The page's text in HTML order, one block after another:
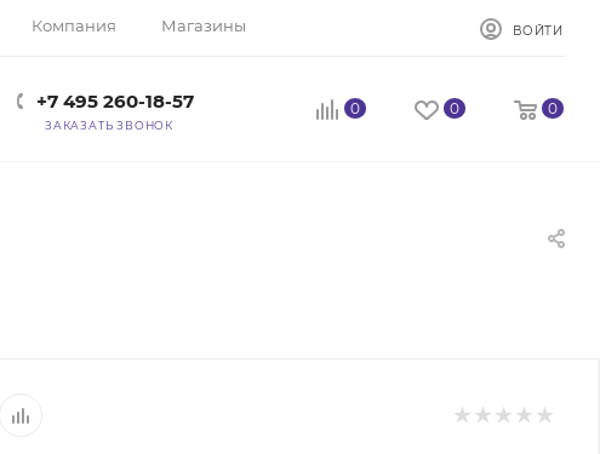
Компания Магазины ВОЙТИ
+7 495 260-18-57
ЗАКАЗАТЬ ЗВОНОК
0 0 0